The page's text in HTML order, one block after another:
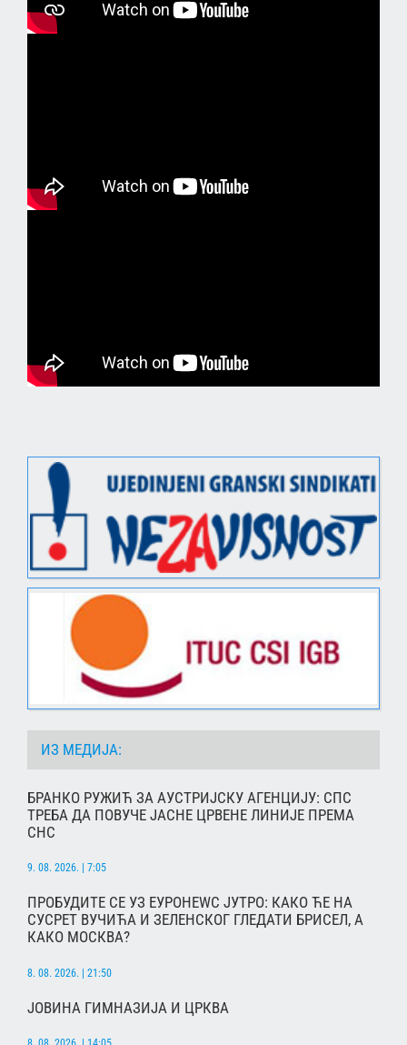
ИЗ МЕДИЈА:
БРАНКО РУЖИЋ ЗА АУСТРИЈСКУ АГЕНЦИЈУ: СПС
ТРЕБА ДА ПОВУЧЕ ЈАСНЕ ЦРВЕНЕ ЛИНИЈЕ ПРЕМА
СНС
9. 08. 2026. | 7:05
ПРОБУДИТЕ СЕ УЗ ЕУРОНЕWС ЈУТРО: КАКО ЋЕ НА
СУСРЕТ ВУЧИЋА И ЗЕЛЕНСКОГ ГЛЕДАТИ БРИСЕЛ, А
КАКО МОСКВА?
8. 08. 2026. | 21:50
ЈОВИНА ГИМНАЗИЈА И ЦРКВА